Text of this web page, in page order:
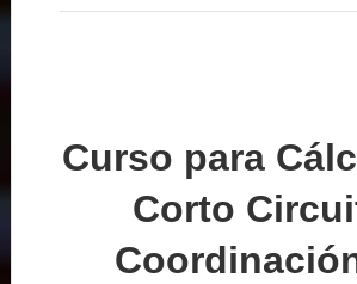
Curso para
Corto